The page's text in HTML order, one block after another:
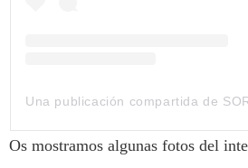
Os mostramos algunas fotos del